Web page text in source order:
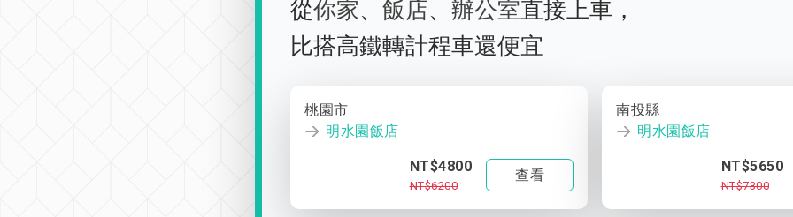
從你家、 飯店、 辦公室直接上車，
比搭高鐵轉計程車還便宜
桃園市
明水園飯店
NT$4800
NT$6200
查看
南投縣
明水園飯店
NT$5650
NT$7300